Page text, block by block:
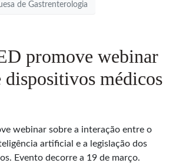
de Gastrenterologia
promove webinar
dispositivos médicos
webinar sobre a interação entre o
artificial e a legislação dos
Evento decorre a 19 de março.